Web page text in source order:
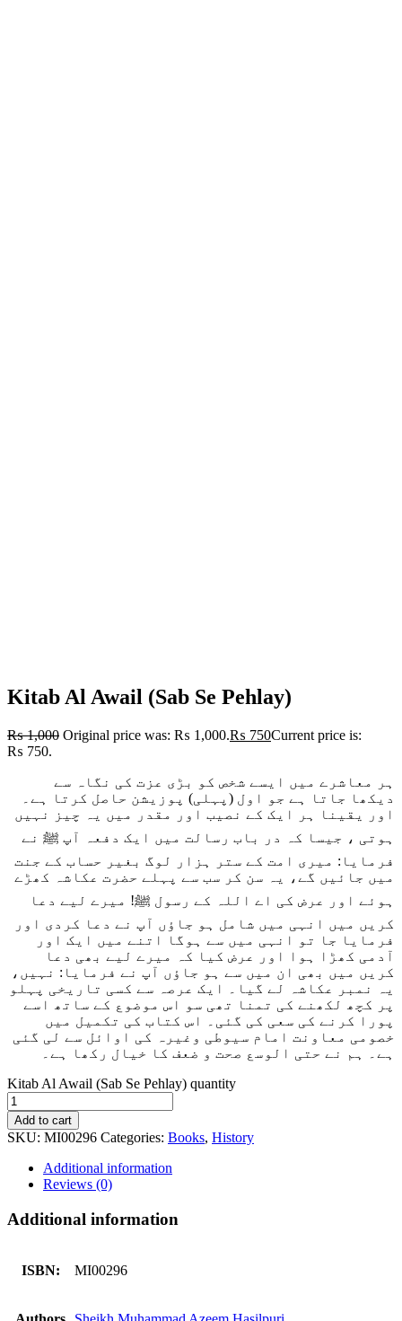
Kitab Al Awail (Sab Se Pehlay)
₨1,000 Original price was: ₨ 1,000.₨ 750Current price is:
₨ 750.
ہر معاشرے میں ایسے شخص کو بڑی عزت کی نگاہ سے
دیکھا جاتا ہے جو اول (پہلی) پوزیشن حاصل کرتا ہے۔
اور یقینا ہر ایک کے نصیب اور مقدر میں یہ چیز نہیں
ہوتی ، جیسا کہ در باب رسالت میں ایک دفعہ آپ ﷺ نے
فرمایا: میری امت کے ستر ہزار لوگ بغیر حساب کے جنت
میں جائیں گے، یہ سن کر سب سے پہلے حضرت عکاشہ کھڑے
ہوئے اور عرض کی اے اللہ کے رسول ﷺ! میرے لیے دعا
کریں میں انہی میں شامل ہو جاؤں آپ نے دعا کردی اور
فرمایا جا تو انہی میں سے ہوگا اتنے میں ایک اور
آدمی کھڑا ہوا اور عرض کیا کہ میرے لیے بھی دعا
کریں میں بھی ان میں سے ہو جاؤں آپ نے فرمایا: نہیں،
یہ نمبر عکاشہ لے گیا۔ ایک عرصہ سے کسی تاریخی پہلو
پر کچھ لکھنے کی تمنا تھی سو اس موضوع کے ساتھ اسے
پورا کرنے کی سعی کی گئی۔ اس کتاب کی تکمیل میں
خصومی معاونت امام سیوطی وغیرہ کی اوائل سے لی گئی
ہے۔ ہم نے حتی الوسع صحت و ضعف کا خیال رکھا ہے۔
Kitab Al Awail (Sab Se Pehlay) quantity
Add to cart
SKU: MI00296 Categories: Books, History
Additional information
Reviews (0)
Additional information
ISBN: MI00296